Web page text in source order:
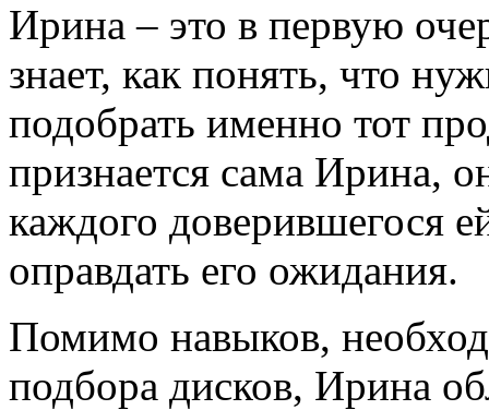
Ирина – это в первую
знает, как понять, что
подобрать именно тот
признается сама Ирина,
каждого доверившегося
оправдать его ожидания.
Помимо навыков,
подбора дисков, Ирина